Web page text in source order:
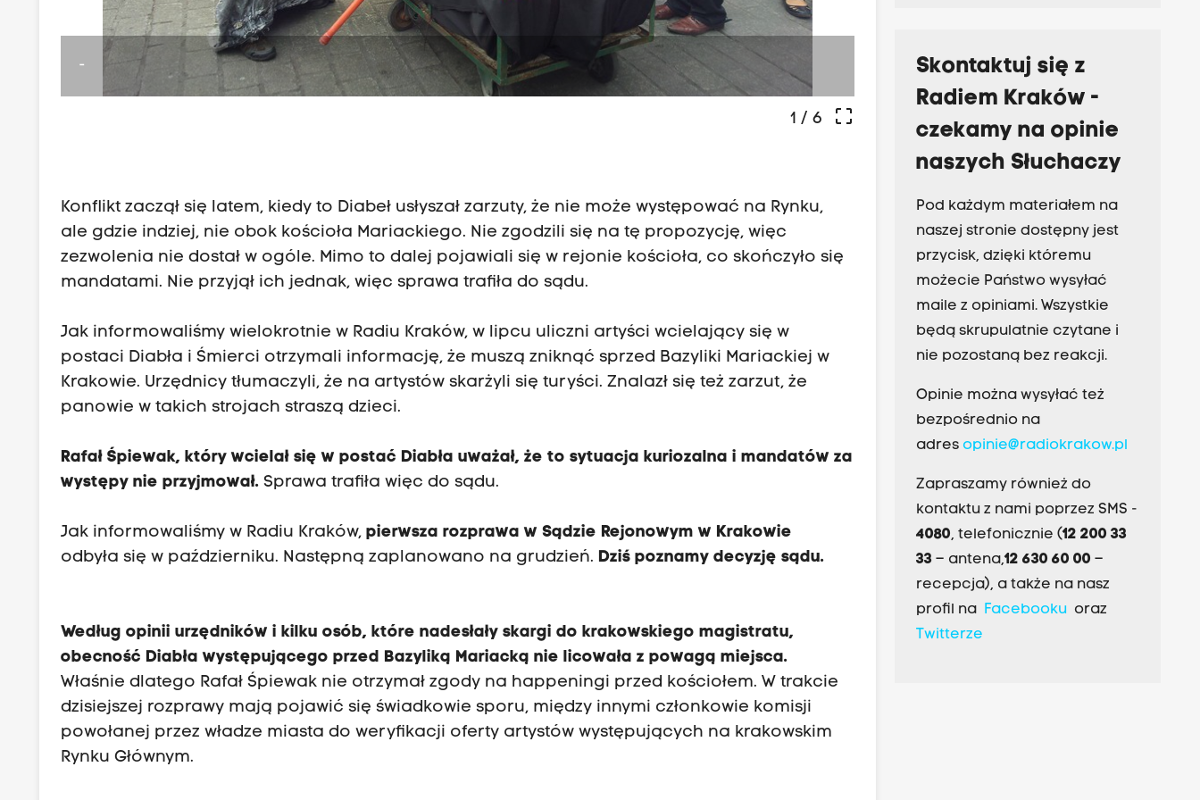
-
crop_free
1 / 6
Konflikt zaczął się latem, kiedy to Diabeł usłyszał zarzuty, że nie może występować na Rynku,
ale gdzie indziej, nie obok kościoła Mariackiego. Nie zgodzili się na tę propozycję, więc
zezwolenia nie dostał w ogóle. Mimo to dalej pojawiali się w rejonie kościoła, co skończyło się
mandatami. Nie przyjął ich jednak, więc sprawa trafiła do sądu.
Jak informowaliśmy wielokrotnie w Radiu Kraków, w lipcu uliczni artyści wcielający się w
postaci Diabła i Śmierci otrzymali informację, że muszą zniknąć sprzed Bazyliki Mariackiej w
Krakowie. Urzędnicy tłumaczyli, że na artystów skarżyli się turyści. Znalazł się też zarzut, że
panowie w takich strojach straszą dzieci.
Rafał Śpiewak, który wcielał się w postać Diabła uważał, że to sytuacja kuriozalna i mandatów za
występy nie przyjmował. Sprawa trafiła więc do sądu.
Jak informowaliśmy w Radiu Kraków,pierwsza rozprawa w Sądzie Rejonowym w Krakowie
odbyła się w październiku. Następną zaplanowano na grudzień.Dziś poznamy decyzję sądu.
Według opinii urzędników i kilku osób, które nadesłały skargi do krakowskiego magistratu,
obecność Diabła występującego przed Bazyliką Mariacką nie licowała z powagą miejsca.
Właśnie dlatego Rafał Śpiewak nie otrzymał zgody na happeningi przed kościołem. W trakcie
dzisiejszej rozprawy mają pojawić się świadkowie sporu, między innymi członkowie komisji
powołanej przez władze miasta do weryfikacji oferty artystów występujących na krakowskim
Rynku Głównym.
Skontaktuj się z
Radiem Kraków -
czekamy na opinie
naszych Słuchaczy
Pod każdym materiałem na
naszej stronie dostępny jest
przycisk, dzięki któremu
możecie Państwo wysyłać
maile z opiniami. Wszystkie
będą skrupulatnie czytane i
nie pozostaną bez reakcji.
Opinie można wysyłać też
bezpośrednio na
adres opinie@radiokrakow.pl
Zapraszamy również do
kontaktu z nami poprzez SMS -
4080, telefonicznie (12 200 33
33– antena,12 630 60 00 –
recepcja), a także na nasz
profil na Facebookuoraz
Twitterze